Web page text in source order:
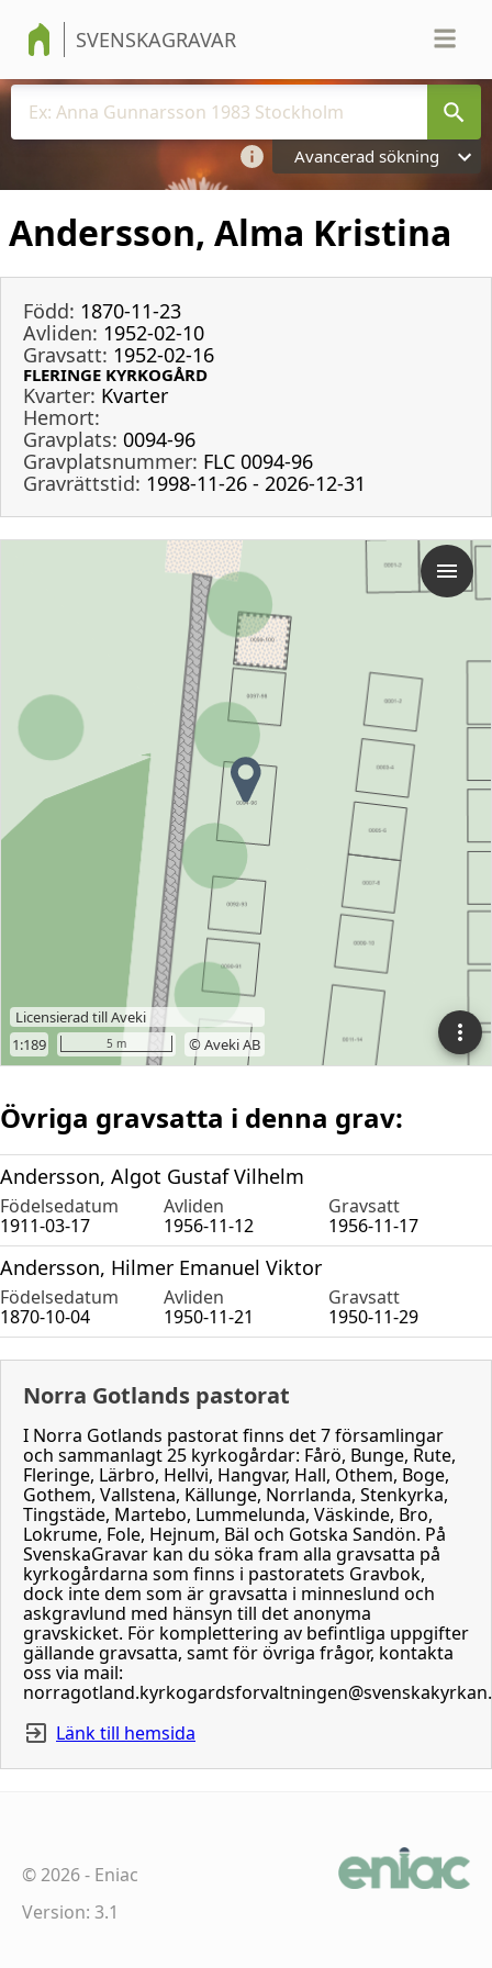
SVENSKAGRAVAR
Avancerad sökning
Andersson, Alma Kristina
Född: 1870-11-23
Avliden: 1952-02-10
Gravsatt: 1952-02-16
FLERINGE KYRKOGÅRD
Kvarter: Kvarter
Hemort:
Gravplats: 0094-96
Gravplatsnummer: FLC 0094-96
Gravrättstid: 1998-11-26 - 2026-12-31
Övriga gravsatta i denna grav:
Andersson, Algot Gustaf Vilhelm
Födelsedatum Avliden
Gravsatt
1911-03-17
1956-11-12 1956-11-17
Andersson, Hilmer Emanuel Viktor
Födelsedatum Avliden
Gravsatt
1870-10-04
1950-11-21 1950-11-29
Norra Gotlands pastorat
I Norra Gotlands pastorat finns det 7 församlingar
och sammanlagt 25 kyrkogårdar: Fårö, Bunge, Rute,
Fleringe, Lärbro, Hellvi, Hangvar, Hall, Othem, Boge,
Gothem, Vallstena, Källunge, Norrlanda, Stenkyrka,
Tingstäde, Martebo, Lummelunda, Väskinde, Bro,
Lokrume, Fole, Hejnum, Bäl och Gotska Sandön. På
SvenskaGravar kan du söka fram alla gravsatta på
kyrkogårdarna som finns i pastoratets Gravbok,
dock inte dem som är gravsatta i minneslund och
askgravlund med hänsyn till det anonyma
gravskicket. För komplettering av befintliga uppgifter
gällande gravsatta, samt för övriga frågor, kontakta
oss via mail:
Länk till hemsida
©2026- Eniac
Version: 3.1